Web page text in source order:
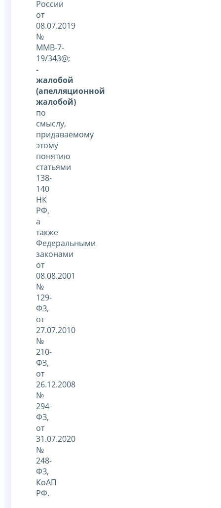
России
от
08.07.2019
№
ММВ-7-
19/343@;
-
жалобой
(апелляционной
жалобой)
по
смыслу,
придаваемому
этому
понятию
статьями
138-
140
НК
РФ,
а
также
Федеральными
законами
от
08.08.2001
№
129-
ФЗ,
от
27.07.2010
№
210-
ФЗ,
от
26.12.2008
№
294-
ФЗ,
от
31.07.2020
№
248-
ФЗ,
КоАП
РФ.